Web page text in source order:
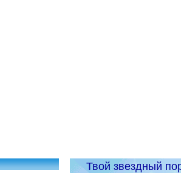
Твой звездный